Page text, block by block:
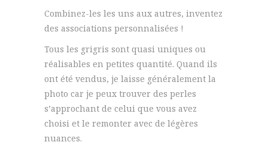
Combinez-les les uns aux autres, inventez
des associations personnalisées !
Tous les grigris sont quasi uniques ou
réalisables en petites quantité. Quand ils
ont été vendus, je laisse généralement la
photo car je peux trouver des perles
s’approchant de celui que vous avez
choisi et le remonter avec de légères
nuances.